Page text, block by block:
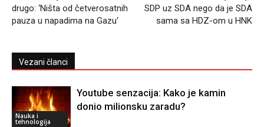
drugo: ‘Ništa od četverosatnih
pauza u napadima na Gazu‘
SDP uz SDA nego da je SDA
sama sa HDZ-om u HNK
Vezani članci
Nauka i
tehnologija
Youtube senzacija: Kako je kamin
donio milionsku zaradu?